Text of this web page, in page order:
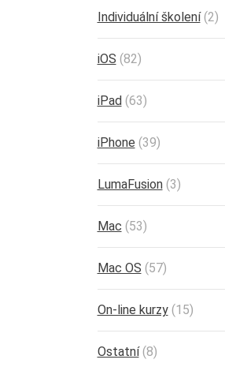
Individuální školení(2)
iOS (82)
iPad(63)
iPhone (39)
LumaFusion(3)
Mac (53)
Mac OS (57)
On-line kurzy(15)
Ostatní(8)